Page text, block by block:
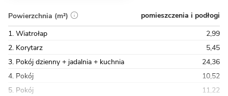
Powierzchnia (m²)
pomieszczenia i podłogi
1. Wiatrołap
2,99
2. Korytarz
5,45
3. Pokój dzienny + jadalnia + kuchnia
24,36
4. Pokój
10,52
5. Pokój
11,22